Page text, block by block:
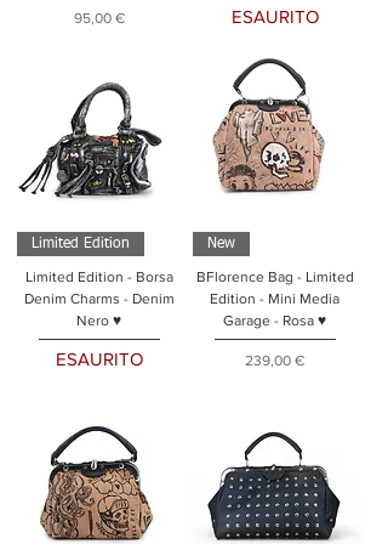
Prezzo
95,00 € ESAURITO
Limited Edition
Limited Edition - Borsa
Denim Charms - Denim
Nero ♥
ESAURITO
New
BFlorence Bag - Limited
Edition - Mini Media
Garage - Rosa ♥
Prezzo
239,00 €